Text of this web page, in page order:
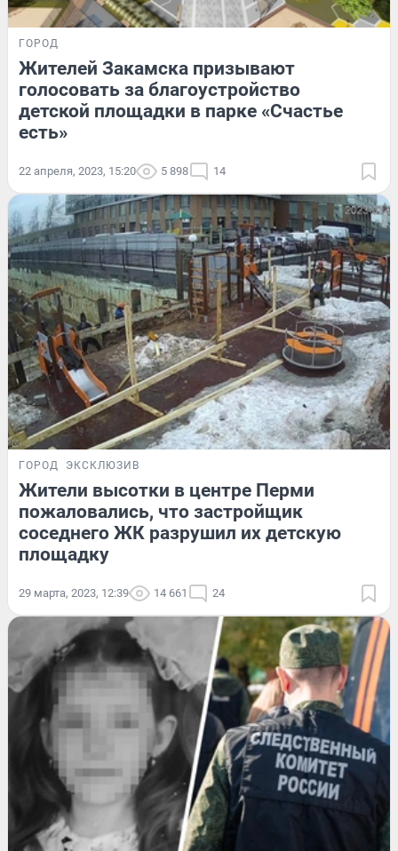
ГОРОД
Жителей Закамска призывают
голосовать за благоустройство
детской площадки в парке «Счастье
есть»
22 апреля, 2023, 15:20 5 898 14
ГОРОД ЭКСКЛЮЗИВ
Жители высотки в центре Перми
пожаловались, что застройщик
соседнего ЖК разрушил их детскую
площадку
29 марта, 2023, 12:39 14 661 24